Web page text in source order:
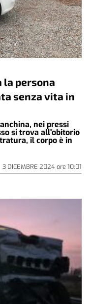
persona
senza vita in
nei pressi
si trova all'obitorio
il corpo è in
3 DICEMBRE 2024ore 10:01